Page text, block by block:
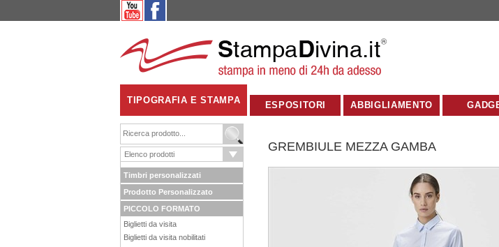
TIPOGRAFIA E STAMPA ESPOSITORI ABBIGLIAMENTO
Timbri personalizzati
Prodotto Personalizzato
PICCOLO FORMATO
Biglietti da visita
Biglietti da visita nobilitati
GREMBIULE MEZZA GAMBA